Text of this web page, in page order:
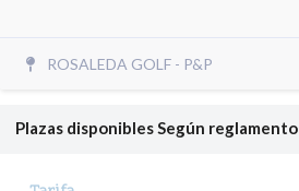
ROSALEDA GOLF - P&P
Plazas disponiblesSegún reglamento